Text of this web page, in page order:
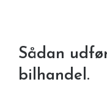
Sådan
bilhandel.